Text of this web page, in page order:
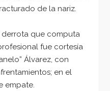
de la nariz.
derrota que computa
fue cortesía
Álvarez, con
en el
empate.